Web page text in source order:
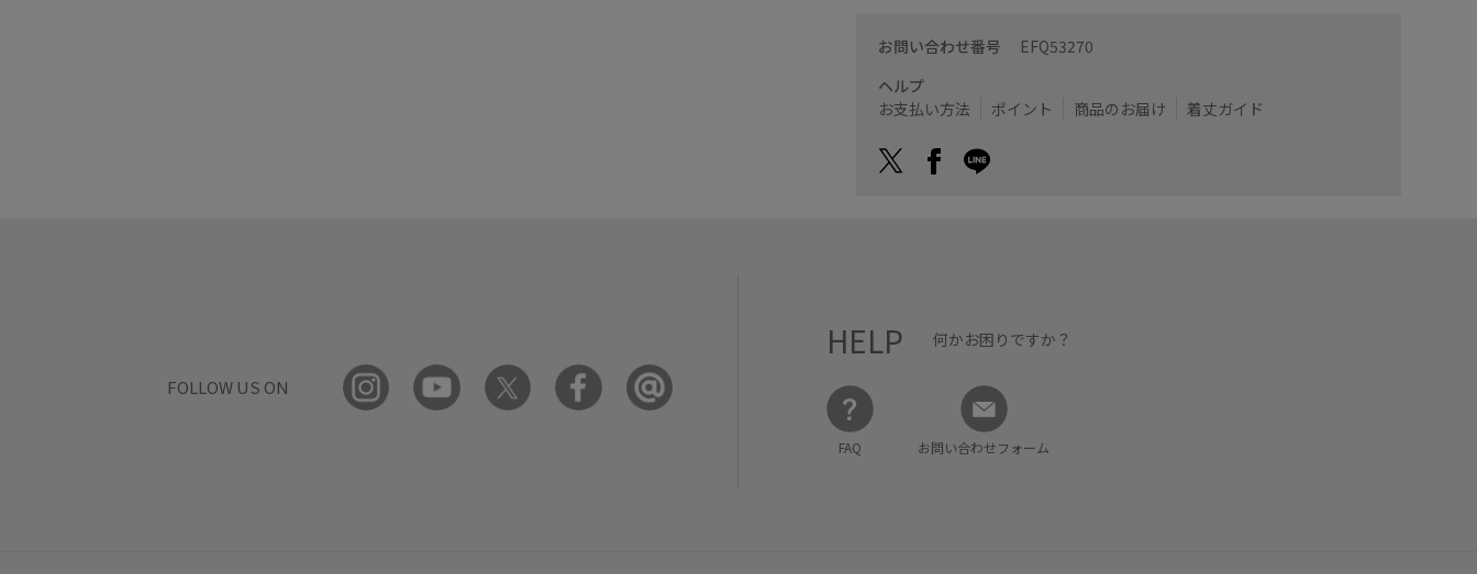
お問い合わせ番号 EFQ53270
ヘルプ
お支払い方法
ポイント 商品のお届け 着丈ガイド
FOLLOW US ON
HELP 何かお困りですか？
FAQ お問い合わせフォーム